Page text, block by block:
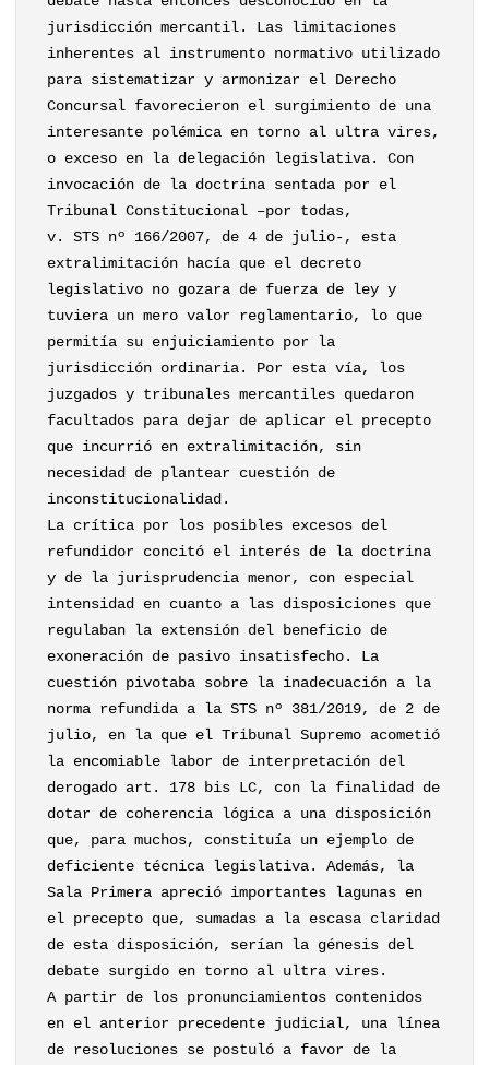
jurisdicción mercantil. Las limitaciones
inherentes al instrumento normativo utilizado
para sistematizar y armonizar el Derecho
Concursal favorecieron el surgimiento de una
interesante polémica en torno al ultra vires,
o exceso en la delegación legislativa. Con
invocación de la doctrina sentada por el
Tribunal Constitucional –por todas,
v. STS nº 166/2007, de 4 de julio-, esta
extralimitación hacía que el decreto
legislativo no gozara de fuerza de ley y
tuviera un mero valor reglamentario, lo que
permitía su enjuiciamiento por la
jurisdicción ordinaria. Por esta vía, los
juzgados y tribunales mercantiles quedaron
facultados para dejar de aplicar el precepto
que incurrió en extralimitación, sin
necesidad de plantear cuestión de
inconstitucionalidad.
La crítica por los posibles excesos del
refundidor concitó el interés de la doctrina
y de la jurisprudencia menor, con especial
intensidad en cuanto a las disposiciones que
regulaban la extensión del beneficio de
exoneración de pasivo insatisfecho. La
cuestión pivotaba sobre la inadecuación a la
norma refundida a la STS nº 381/2019, de 2 de
julio, en la que el Tribunal Supremo acometió
la encomiable labor de interpretación del
derogado art. 178 bis LC, con la finalidad de
dotar de coherencia lógica a una disposición
que, para muchos, constituía un ejemplo de
deficiente técnica legislativa. Además, la
Sala Primera apreció importantes lagunas en
el precepto que, sumadas a la escasa claridad
de esta disposición, serían la génesis del
debate surgido en torno al ultra vires.
A partir de los pronunciamientos contenidos
en el anterior precedente judicial, una línea
de resoluciones se postuló a favor de la